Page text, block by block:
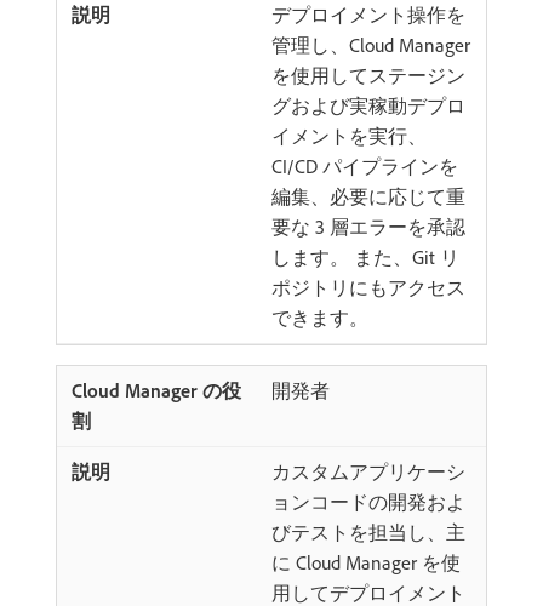
デプロイメント操作を
管理し、Cloud Manager
を使用してステージン
グおよび実稼動デプロ
イメントを実行、
CI/CD パイプラインを
編集、必要に応じて重
要な 3 層エラーを承認
します。 また、Git リ
ポジトリにもアクセス
できます。
開発者
カスタムアプリケーシ
ョンコードの開発およ
びテストを担当し、主
に Cloud Manager を使
用してデプロイメント